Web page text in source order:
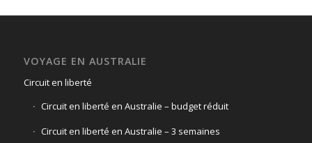
VOYAGE EN AUSTRALIE
Circuit en liberté
Circuit en liberté en Australie – budget réduit
Circuit en liberté en Australie – 3 semaines